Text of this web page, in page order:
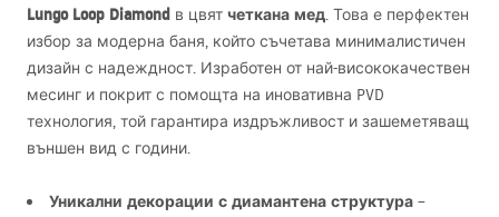
Lungo Loop Diamond в цвят четкана мед. Това е перфектен
избор за модерна баня, който съчетава минималистичен
дизайн с надеждност. Изработен от най-висококачествен
месинг и покрит с помощта на иновативна PVD
технология, той гарантира издръжливост и зашеметяващ
външен вид с години.
Уникални декорации с диамантена структура –